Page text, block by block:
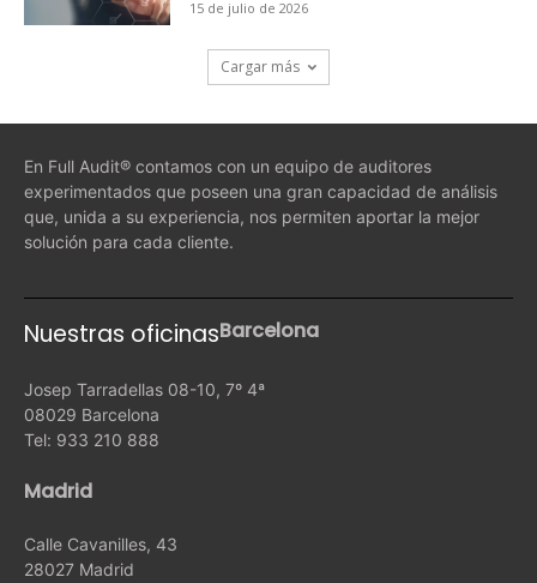
15 de julio de 2026
Cargar más
En Full Audit® contamos con un equipo de auditores
experimentados que poseen una gran capacidad de análisis
que, unida a su experiencia, nos permiten aportar la mejor
solución para cada cliente.
Nuestras oficinasBarcelona
Josep Tarradellas 08-10, 7º 4ª
08029 Barcelona
Tel: 933 210 888
Madrid
Calle Cavanilles, 43
28027 Madrid